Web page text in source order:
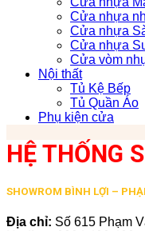
Cửa nhựa
Cửa nhựa
Cửa nhựa
Cửa vòm
Nội thất
Tủ Kệ Bếp
Tủ Quần Áo
Phụ kiện cửa
HỆ THỐNG
SHOWROM BÌNH LỢI –
Địa chỉ: Số 615 Phạm